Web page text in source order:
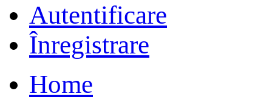
Autentificare
Înregistrare
Home